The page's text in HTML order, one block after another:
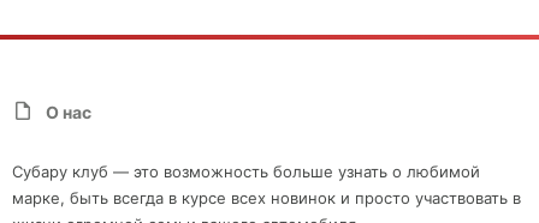
О нас
Субару клуб — это возможность больше узнать о любимой
марке, быть всегда в курсе всех новинок и просто участвовать в